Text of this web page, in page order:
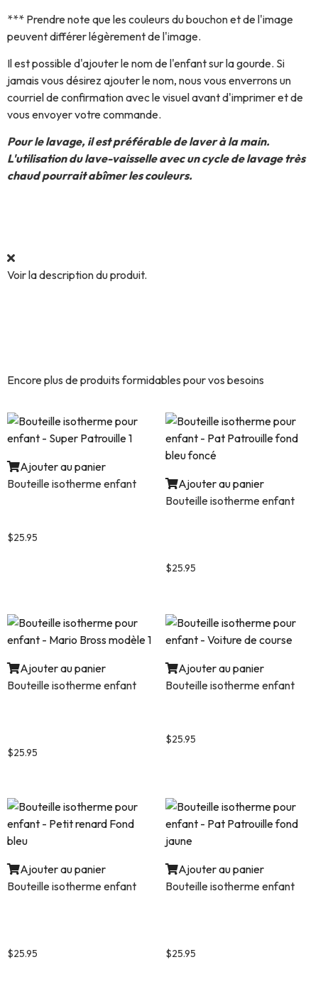
*** Prendre note que les couleurs du bouchon et de l'image
peuvent différer légèrement de l'image.
Il est possible d'ajouter le nom de l'enfant sur la gourde. Si
jamais vous désirez ajouter le nom, nous vous enverrons un
courriel de confirmation avec le visuel avant d'imprimer et de
vous envoyer votre commande.
Pour le lavage, il est préférable de laver à la main.
L'utilisation du lave-vaisselle avec un cycle de lavage très
chaud pourrait abîmer les couleurs.
Voir la description du produit.
Encore plus de produits formidables pour vos besoins
Ajouter au panier
Bouteille isotherme enfant
$25.95
Ajouter au panier
Bouteille isotherme enfant
$25.95
Ajouter au panier
Bouteille isotherme enfant
$25.95
Ajouter au panier
Bouteille isotherme enfant
$25.95
Ajouter au panier
Bouteille isotherme enfant
$25.95
Ajouter au panier
Bouteille isotherme enfant
$25.95